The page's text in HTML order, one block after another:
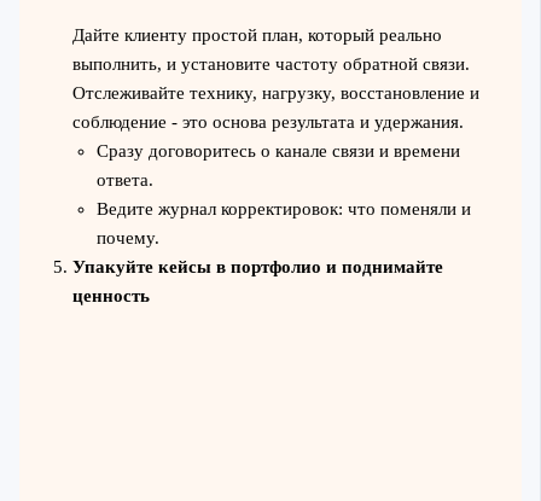
Дайте клиенту простой план, который реально
выполнить, и установите частоту обратной связи.
Отслеживайте технику, нагрузку, восстановление и
соблюдение - это основа результата и удержания.
Сразу договоритесь о канале связи и времени
ответа.
Ведите журнал корректировок: что поменяли и
почему.
Упакуйте кейсы в портфолио и поднимайте
ценность